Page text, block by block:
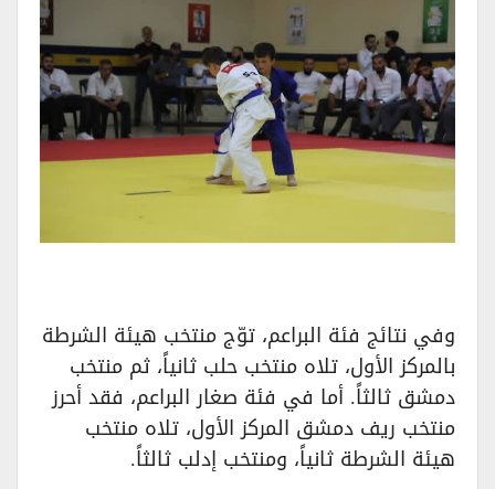
وفي نتائج فئة البراعم، توّج منتخب هيئة الشرطة
بالمركز الأول، تلاه منتخب حلب ثانياً، ثم منتخب
دمشق ثالثاً. أما في فئة صغار البراعم، فقد أحرز
منتخب ريف دمشق المركز الأول، تلاه منتخب
هيئة الشرطة ثانياً، ومنتخب إدلب ثالثاً.